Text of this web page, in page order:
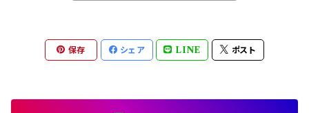
保存 シェア LINE ポスト